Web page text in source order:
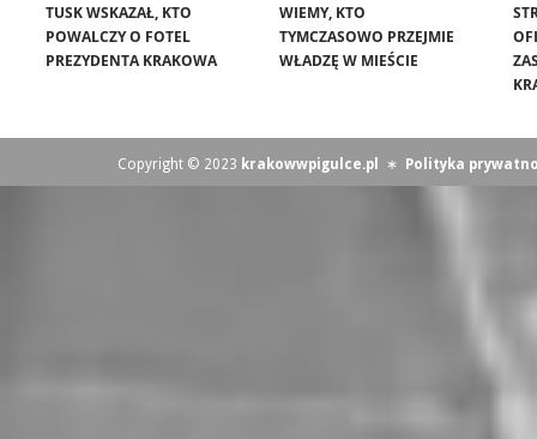
TUSK WSKAZAŁ, KTO
POWALCZY O FOTEL
PREZYDENTA KRAKOWA
WIEMY, KTO
TYMCZASOWO PRZEJMIE
WŁADZĘ W MIEŚCIE
Copyright © 2023 krakowwpigulce.pl ∗ Polityka